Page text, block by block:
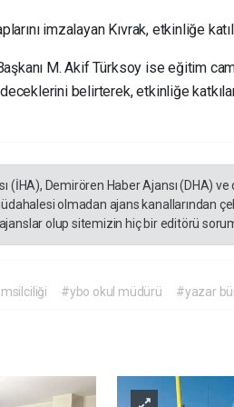
imzalayan Kıvrak, etkinliğe
M. Akif Türksoy ise eğitim
belirterek, etkinliğe
(İHA), Demirören Haber Ajansı (DHA)
olmadan ajans kanallarından
olup sitemizin hiç bir editörü
#ybo okul müdürü #yazar